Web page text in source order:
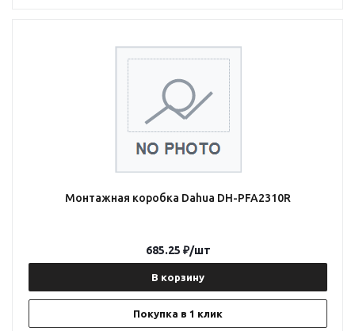
Монтажная коробка Dahua DH-PFA2310R
В корзину
Покупка в 1 клик
685.25 ₽/шт